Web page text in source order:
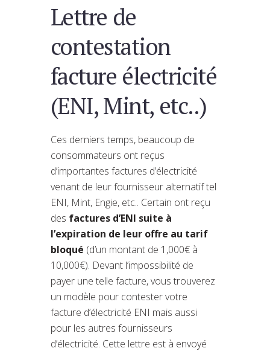
Lettre de
contestation
facture électricité
(ENI, Mint, etc..)
Ces derniers temps, beaucoup de
consommateurs ont reçus
d’importantes factures d’électricité
venant de leur fournisseur alternatif tel
ENI, Mint, Engie, etc.. Certain ont reçu
des factures d’ENI suite à
l’expiration de leur offre au tarif
bloqué (d’un montant de 1,000€ à
10,000€). Devant l’impossibilité de
payer une telle facture, vous trouverez
un modèle pour contester votre
facture d’électricité ENI mais aussi
pour les autres fournisseurs
d’électricité. Cette lettre est à envoyé